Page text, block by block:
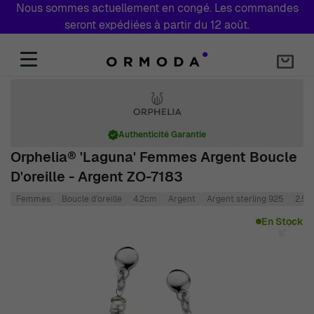
Nous sommes actuellement en congé. Les commandes
seront expédiées à partir du 12 août.
Orphelia® 'Laguna' Femmes Argent Boucle
D'oreille - Argent ZO-7183
Authenticité Garantie
Femmes Boucle d'oreille 4.2cm Argent Argent sterling 925
En Stock